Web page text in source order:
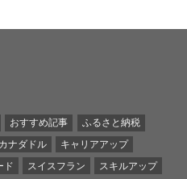
おすすめ記事
ふるさと納税
カナダドル
キャリアアップ
ド スイスフラン スキルアップ